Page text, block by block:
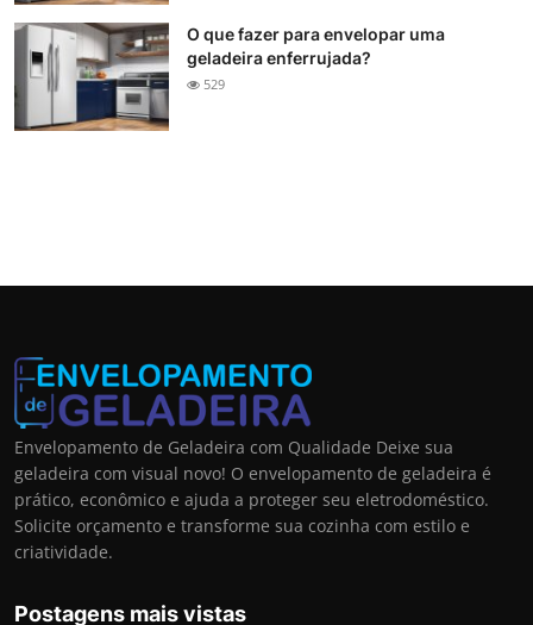
O que fazer para envelopar uma
geladeira enferrujada?
529
Envelopamento de Geladeira com Qualidade Deixe sua
geladeira com visual novo! O envelopamento de geladeira é
prático, econômico e ajuda a proteger seu eletrodoméstico.
Solicite orçamento e transforme sua cozinha com estilo e
criatividade.
Postagens mais vistas